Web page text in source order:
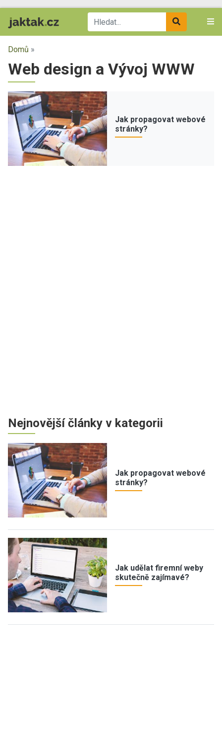
Domů »
Web design a Vývoj WWW
Jak propagovat webové
stránky?
Nejnovější články v kategorii
Jak propagovat webové
stránky?
Jak udělat firemní weby
skutečně zajímavé?